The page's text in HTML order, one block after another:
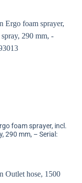
foam sprayer, incl.
290 mm, – Serial: